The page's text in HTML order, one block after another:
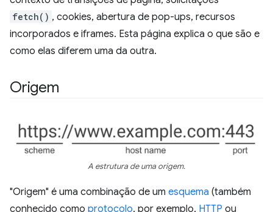
fetch() , cookies, abertura de pop-ups, recursos
incorporados e iframes. Esta página explica o que são e
como elas diferem uma da outra.
Origem
A estrutura de uma origem.
"Origem" é uma combinação de um esquema (também
conhecido como protocolo, por exemplo, HTTP ou